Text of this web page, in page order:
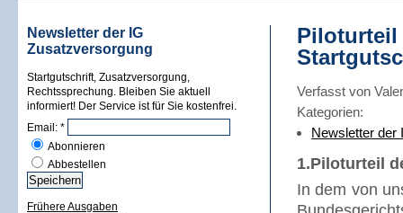
Newsletter der IG
Zusatzversorgung
Startgutschrift, Zusatzversorgung,
Rechtssprechung. Bleiben Sie aktuell
informiert! Der Service ist für Sie kostenfrei.
Email: *
Abonnieren
Abbestellen
Frühere Ausgaben
Piloturteil
Verfasst von
Kategorien:
Newsletter der
1.Piloturteil
In dem von